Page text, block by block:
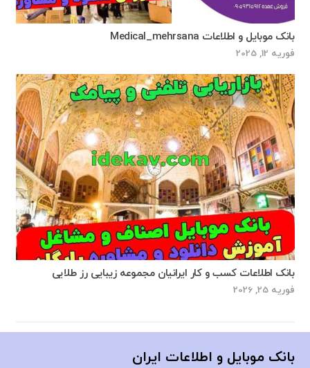
بانک موبایل و اطلاعات Medical_mehrsana
فوریه 12, 2025
بانک اطلاعات کسب و کار ایرانیان مجموعه زیبایی رز طلایی
فوریه 25, 2026
بانک موبایل و اطلاعات ایران